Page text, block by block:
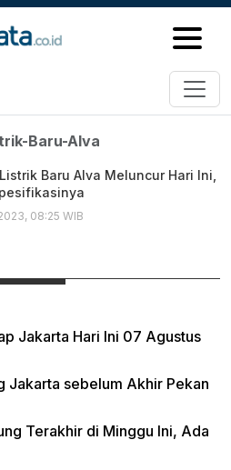
Alva
Baru-Alva
Baru Alva Meluncur Hari Ini,
08:25 WIB
Jakarta Hari Ini 07 Agustus
Jakarta sebelum Akhir Pekan
Terakhir di Minggu Ini, Ada